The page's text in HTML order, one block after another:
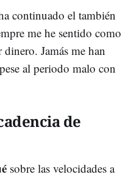
continuado el también
me he sentido como
Jamás me han
al periodo malo con
de
sobre las velocidades a